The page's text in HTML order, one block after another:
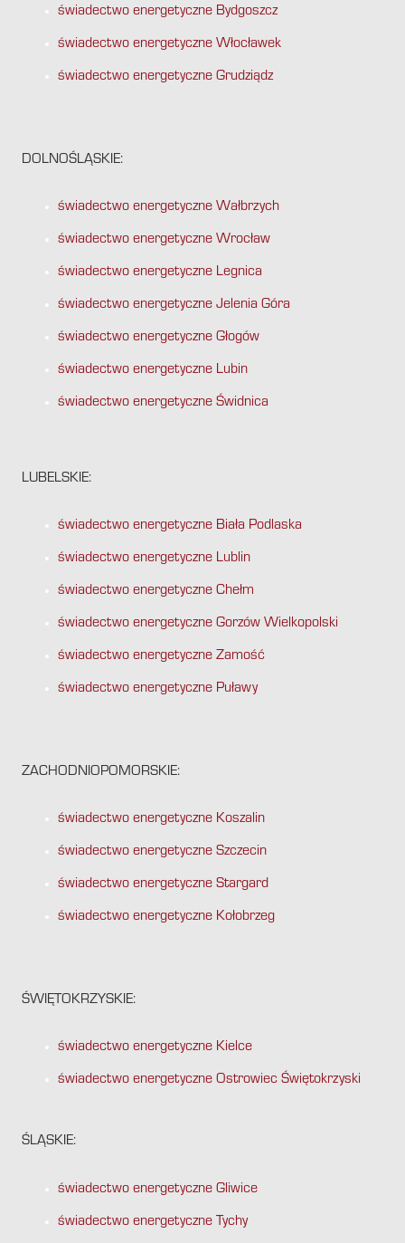
świadectwo energetyczne Bydgoszcz
świadectwo energetyczne Włocławek
świadectwo energetyczne Grudziądz
DOLNOŚLĄSKIE:
świadectwo energetyczne Wałbrzych
świadectwo energetyczne Wrocław
świadectwo energetyczne Legnica
świadectwo energetyczne Jelenia Góra
świadectwo energetyczne Głogów
świadectwo energetyczne Lubin
świadectwo energetyczne Świdnica
LUBELSKIE:
świadectwo energetyczne Biała Podlaska
świadectwo energetyczne Lublin
świadectwo energetyczne Chełm
świadectwo energetyczne Gorzów Wielkopolski
świadectwo energetyczne Zamość
świadectwo energetyczne Puławy
ZACHODNIOPOMORSKIE:
świadectwo energetyczne Koszalin
świadectwo energetyczne Szczecin
świadectwo energetyczne Stargard
świadectwo energetyczne Kołobrzeg
ŚWIĘTOKRZYSKIE:
świadectwo energetyczne Kielce
świadectwo energetyczne Ostrowiec Świętokrzyski
ŚLĄSKIE:
świadectwo energetyczne Gliwice
świadectwo energetyczne Tychy